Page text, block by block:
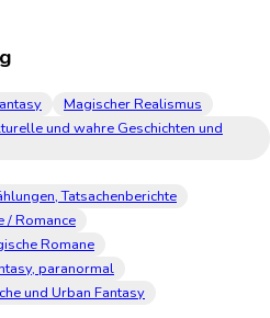
Magischer Realismus
und wahre Geschichten und
Tatsachenberichte
/ Romance
Romane
paranormal
und Urban Fantasy